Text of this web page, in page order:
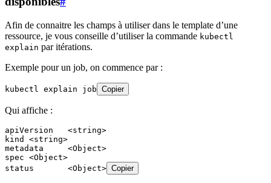
Afin de connaitre les champs à utiliser dans le template d’une
ressource, je vous conseille d’utiliser la commande kubectl
explain par itérations.
Exemple pour un job, on commence par :
kubectl explain job Copier
Qui affiche :
apiVersion   <string>
kind <string>
metadata     <Object>
spec <Object>
status       <Object> Copier